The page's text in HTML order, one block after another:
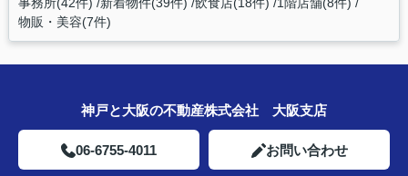
物販・美容(7件)
神戸と大阪の不動産株式会社 大阪支店
06-6755-4011 お問い合わせ